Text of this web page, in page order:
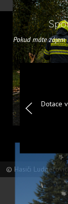
Pokud máte
Dotace v
© Hasiči